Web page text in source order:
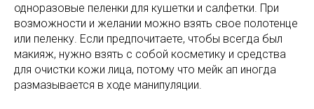
одноразовые пеленки для кушетки и салфетки. При
возможности и желании можно взять свое полотенце
или пеленку. Если предпочитаете, чтобы всегда был
макияж, нужно взять с собой косметику и средства
для очистки кожи лица, потому что мейк ап иногда
размазывается в ходе манипуляции.